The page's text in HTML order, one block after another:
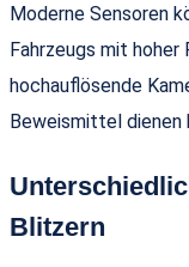
Moderne Sensoren
Fahrzeugs mit hoher
hochauflösende
Beweismittel dienen
Blitzern